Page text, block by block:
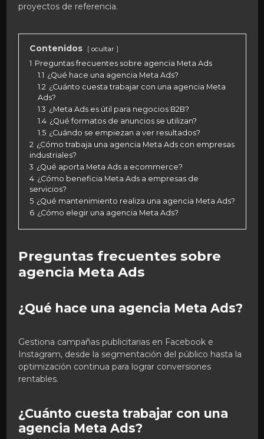
proyectos de referencia.
Contenidos ocultar
1 Preguntas frecuentes sobre agencia Meta Ads
1.1 ¿Qué hace una agencia Meta Ads?
1.2 ¿Cuánto cuesta trabajar con una agencia Meta
Ads?
1.3 ¿Meta Ads es útil para negocios B2B?
1.4 ¿Qué formatos de anuncios se utilizan?
1.5 ¿Cuándo se empiezan a ver resultados?
2 ¿Cómo trabaja una agencia Meta Ads con empresas
industriales?
3 ¿Qué aporta Meta Ads a ecommerce?
4 ¿Cómo beneficia Meta Ads a empresas de
servicios?
5 ¿Qué mantenimiento realiza una agencia Meta Ads?
6 ¿Cómo elegir una agencia Meta Ads?
Preguntas frecuentes sobre
agencia Meta Ads
¿Qué hace una agencia Meta Ads?
Gestiona campañas publicitarias en Facebook e
Instagram, desde la segmentación del público hasta la
optimización continua para lograr conversiones
rentables.
¿Cuánto cuesta trabajar con una
agencia Meta Ads?